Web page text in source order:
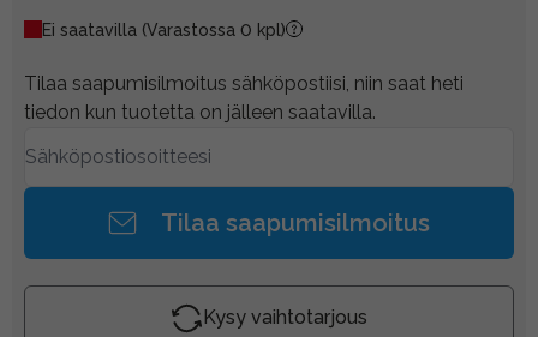
Ei saatavilla (Varastossa 0 kpl)
Tilaa saapumisilmoitus sähköpostiisi, niin saat heti
tiedon kun tuotetta on jälleen saatavilla.
Tilaa saapumisilmoitus
Kysy vaihtotarjous